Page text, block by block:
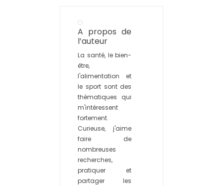
A propos de
l’auteur
La santé, le bien-
être,
l'alimentation et
le sport sont des
thématiques qui
m'intéressent
fortement.
Curieuse, j'aime
faire de
nombreuses
recherches,
pratiquer et
partager les